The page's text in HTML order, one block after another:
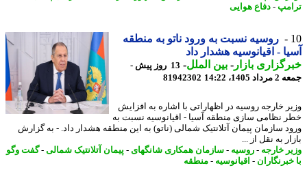
-دفاع هوایی
روسیه نسبت به ورود ناتو به منطقه
- اقیانوسیه هشدار داد
بازار- بین الملل-
13 روز پیش -
14:22
81942302
خارجه روسیه در اظهاراتی با اشاره به افزایش
نظامی سازی منطقه آسیا - اقیانوسیه نسبت به
سازمان پیمان آتلانتیک شمالی (ناتو) به این منطقه هشدار داد. - به گزارش
به نقل از ...
خارجه-روسیه-سازمان همکاری شانگهای-پیمان آتلانتیک شمالی-گفت وگو
- اقیانوسیه-منطقه